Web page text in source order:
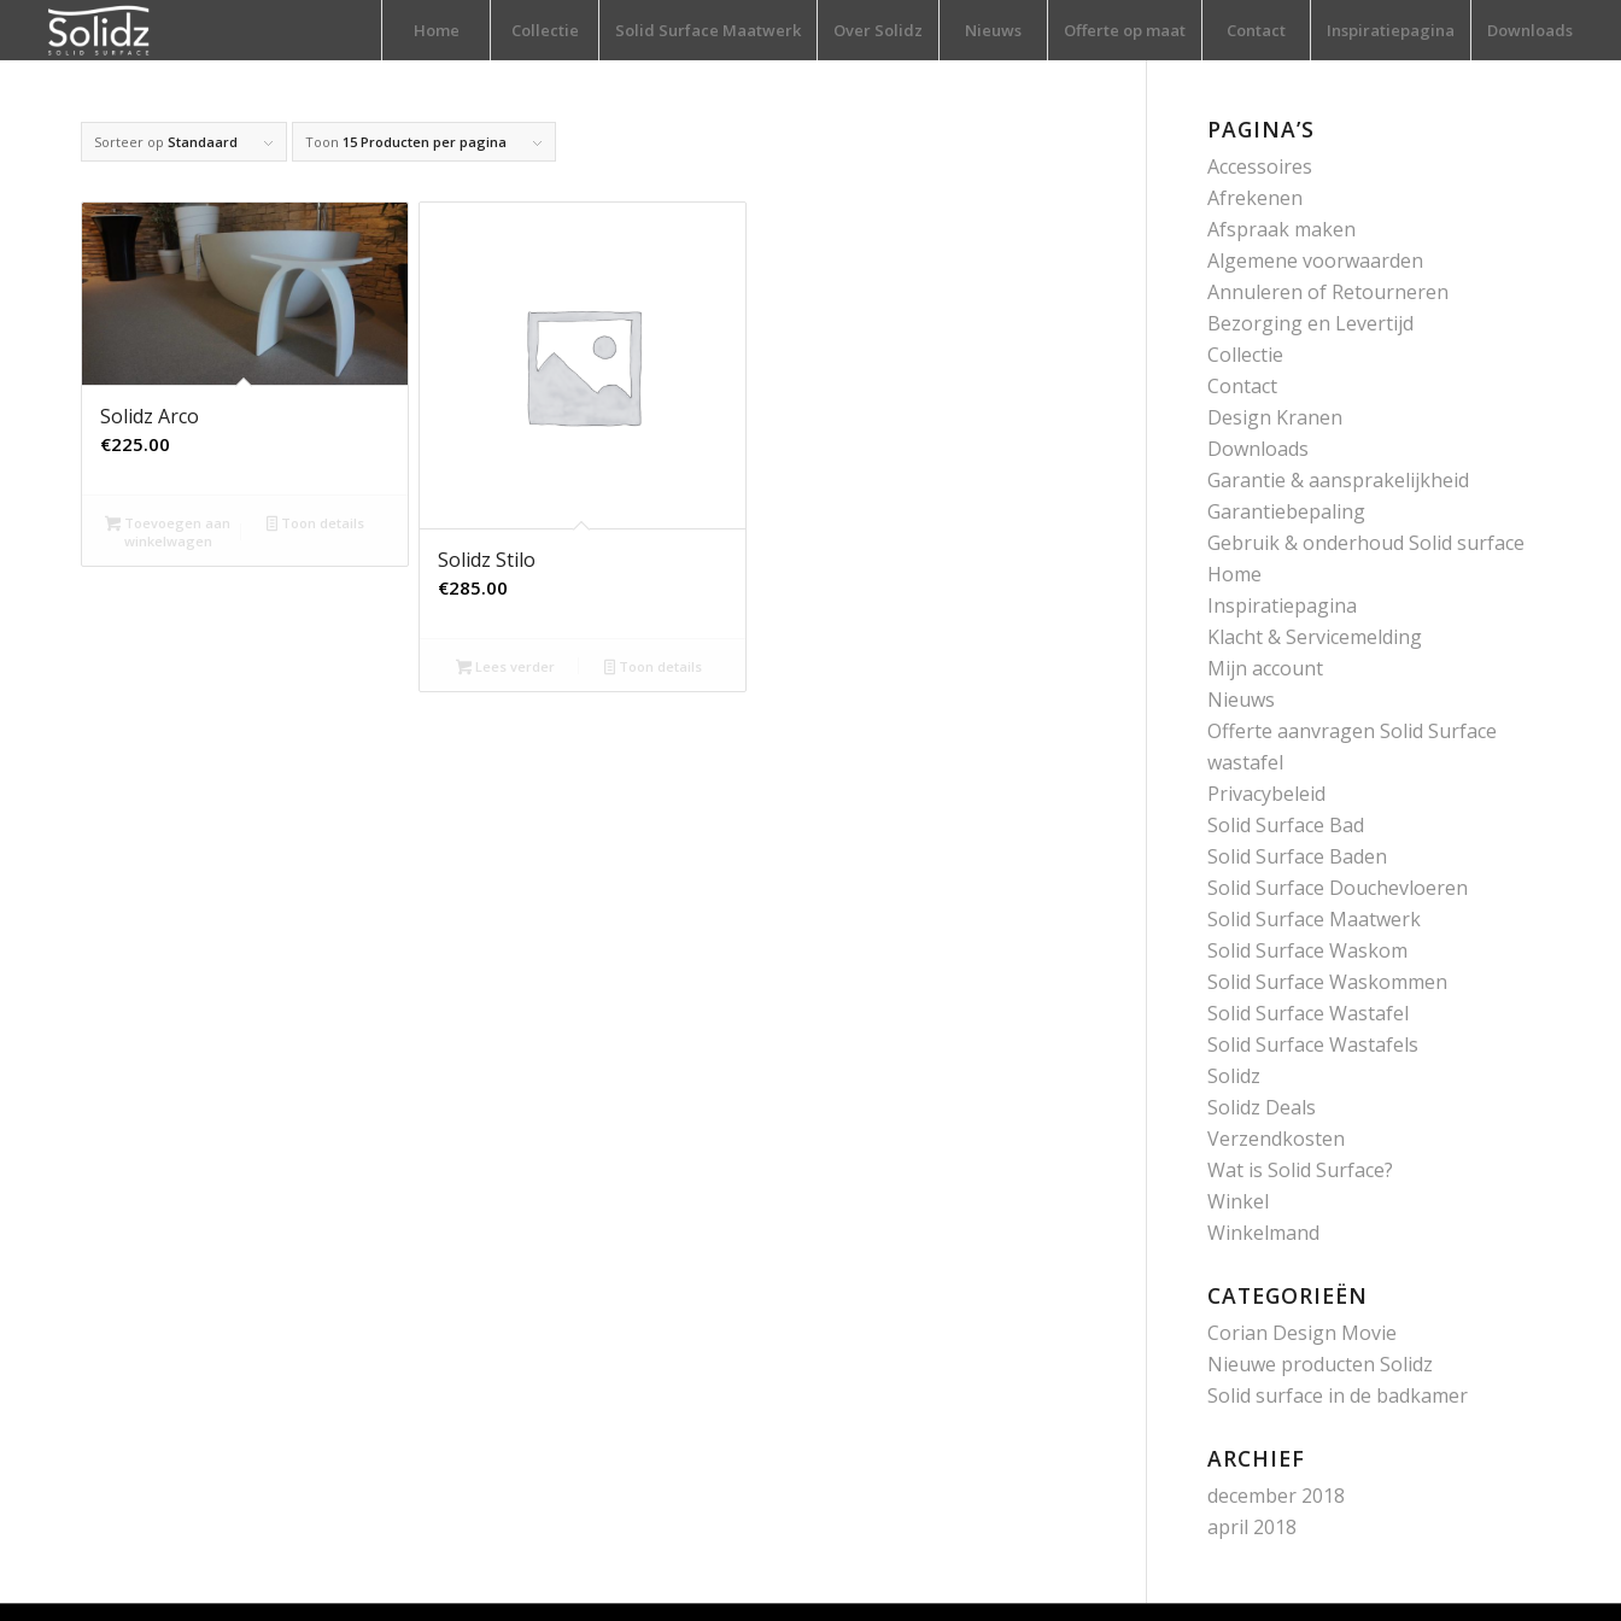
Home Collectie Solid Surface Maatwerk Over Solidz Nieuws Offerte op maat Contact Inspiratiepagina Downloads
Sorteer op Standaard Toon 15 Producten per pagina
Solidz Arco
€225.00
Toevoegen aan
winkelwagen
Toon details
Solidz Stilo
€285.00
Lees verder Toon details
PAGINA’S
Accessoires
Afrekenen
Afspraak maken
Algemene voorwaarden
Annuleren of Retourneren
Bezorging en Levertijd
Collectie
Contact
Design Kranen
Downloads
Garantie & aansprakelijkheid
Garantiebepaling
Gebruik & onderhoud Solid surface
Home
Inspiratiepagina
Klacht & Servicemelding
Mijn account
Nieuws
Offerte aanvragen Solid Surface
wastafel
Privacybeleid
Solid Surface Bad
Solid Surface Baden
Solid Surface Douchevloeren
Solid Surface Maatwerk
Solid Surface Waskom
Solid Surface Waskommen
Solid Surface Wastafel
Solid Surface Wastafels
Solidz
Solidz Deals
Verzendkosten
Wat is Solid Surface?
Winkel
Winkelmand
CATEGORIEËN
Corian Design Movie
Nieuwe producten Solidz
Solid surface in de badkamer
ARCHIEF
december 2018
april 2018